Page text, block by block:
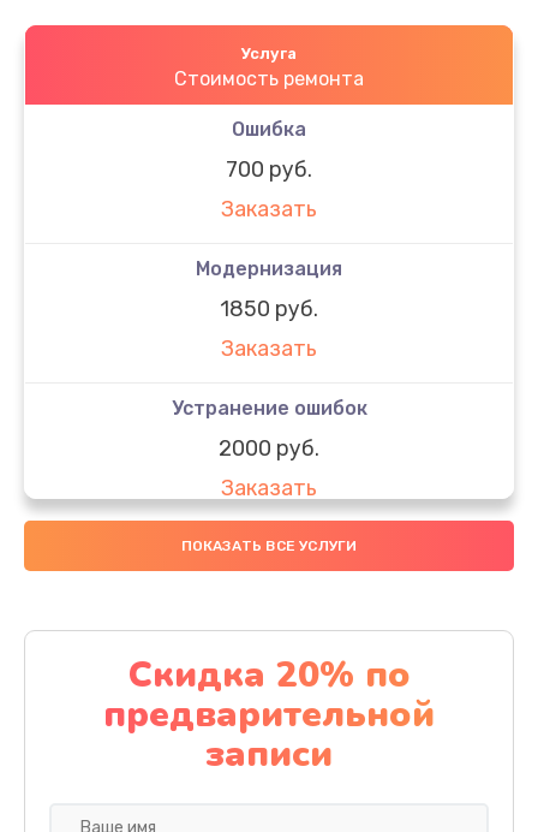
Услуга
Стоимость ремонта
Ошибка
700 руб.
Заказать
Модернизация
1850 руб.
Заказать
Устранение ошибок
2000 руб.
Заказать
Ремонт после залития
Заказать
Ремонт электроплаты
1320 руб.
Заказать
ПОКАЗАТЬ ВСЕ УСЛУГИ
Скидка 20% по
предварительной
записи